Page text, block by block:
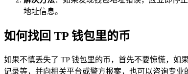
地址信息。
如何找回 TP 钱包里的币
如果不慎丢失了 TP 钱包里的币，首先不要惊慌，如
记录等，并向相关平台或警方报案，也可以咨询专业